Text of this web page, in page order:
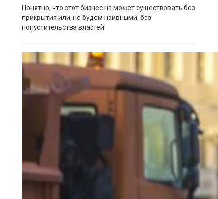
Понятно, что этот бизнес не может существовать без
прикрытия или, не будем наивными, без
попустительствавластей.